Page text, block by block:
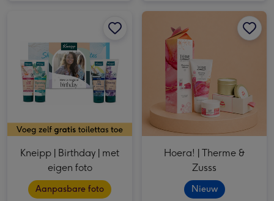
Kneipp | Birthday | met eigen foto afbeelding 2
Kneipp | Birthday | met
eigen foto
Aanpasbare foto
Hoera! | Therme &
Zusss
Nieuw